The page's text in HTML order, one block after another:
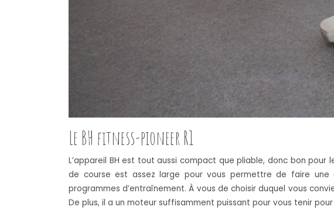
Le BH fitness-pioneer R1
L’appareil BH est tout aussi compact que pliable, donc bon
de course est assez large pour vous permettre de faire
programmes d’entraînement. À vous de choisir duquel vous
De plus, il a un moteur suffisamment puissant pour vous tenir